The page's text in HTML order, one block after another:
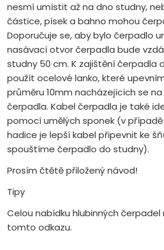
nesmí umístit až na dno studny,
částice, písek a bahno mohou
Doporučuje se, aby bylo čerpadlo
nasávací otvor čerpadla bude
studny 50 cm. K zajištění čerpadla
použít ocelové lanko, které
průměru 10mm nacházejících se
čerpadla. Kabel čerpadla je také
pomocí umělých sponek (v případě
hadice je lepší kabel připevnit ke
spouštíme čerpadlo do studny).
Prosím čtětě přiložený návod!
Tipy
Celou nabídku hlubinných
tomto odkazu.